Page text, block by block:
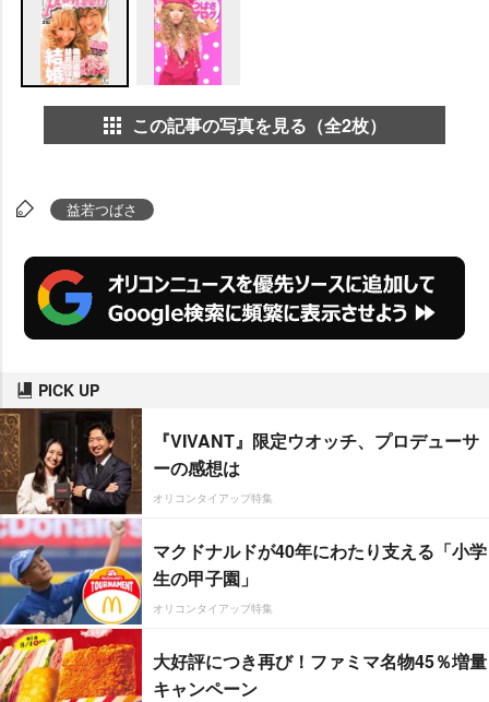
この記事の写真を見る（全2枚）
益若つばさ
PICK UP
『VIVANT』限定ウオッチ、プロデューサ
ーの感想は
オリコンタイアップ特集
マクドナルドが40年にわたり支える「小学
生の甲子園」
オリコンタイアップ特集
大好評につき再び！ファミマ名物45％増量
キャンペーン